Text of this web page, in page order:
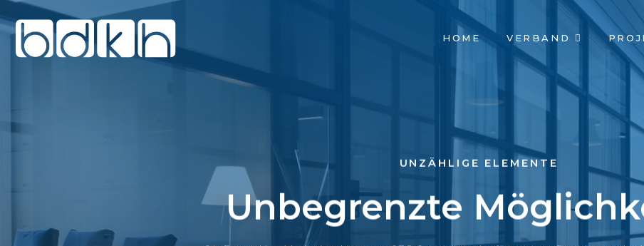
NAVIGATION
ÜBERSPRINGEN
HOME VERBAND
UNZÄHLIGE ELEMENTE
Unbegrenzte